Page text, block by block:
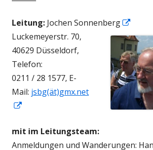
Leitung: Jochen Sonnenberg
Luckemeyerstr. 70,
40629 Düsseldorf,
Telefon:
0211 / 28 1577, E-
Mail: jsbg(ät)gmx.net
Fenster
öffnen
mit im Leitungsteam:
Anmeldungen und Wanderungen: